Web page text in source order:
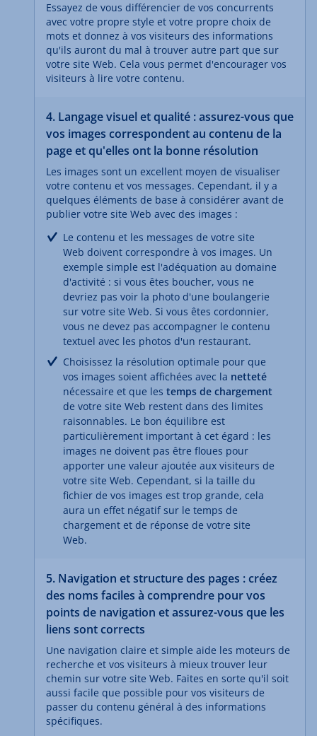
Essayez de vous différencier de vos concurrents
avec votre propre style et votre propre choix de
mots et donnez à vos visiteurs des informations
qu'ils auront du mal à trouver autre part que sur
votre site Web. Cela vous permet d'encourager vos
visiteurs à lire votre contenu.
4. Langage visuel et qualité : assurez-vous que
vos images correspondent au contenu de la
page et qu'elles ont la bonne résolution
Les images sont un excellent moyen de visualiser
votre contenu et vos messages. Cependant, il y a
quelques éléments de base à considérer avant de
publier votre site Web avec des images :
Le contenu et les messages de votre site
Web doivent correspondre à vos images. Un
exemple simple est l'adéquation au domaine
d'activité : si vous êtes boucher, vous ne
devriez pas voir la photo d'une boulangerie
sur votre site Web. Si vous êtes cordonnier,
vous ne devez pas accompagner le contenu
textuel avec les photos d'un restaurant.
Choisissez la résolution optimale pour que
vos images soient affichées avec la netteté
nécessaire et que les temps de chargement
de votre site Web restent dans des limites
raisonnables. Le bon équilibre est
particulièrement important à cet égard : les
images ne doivent pas être floues pour
apporter une valeur ajoutée aux visiteurs de
votre site Web. Cependant, si la taille du
fichier de vos images est trop grande, cela
aura un effet négatif sur le temps de
chargement et de réponse de votre site
Web.
5. Navigation et structure des pages : créez
des noms faciles à comprendre pour vos
points de navigation et assurez-vous que les
liens sont corrects
Une navigation claire et simple aide les moteurs de
recherche et vos visiteurs à mieux trouver leur
chemin sur votre site Web. Faites en sorte qu'il soit
aussi facile que possible pour vos visiteurs de
passer du contenu général à des informations
spécifiques.